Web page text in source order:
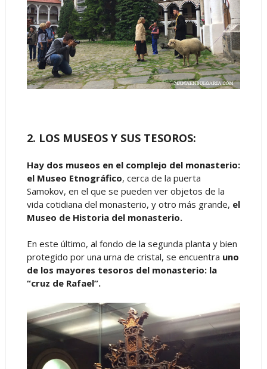
2. LOS MUSEOS Y SUS TESOROS:
Hay dos museos en el complejo del monasterio:
el Museo Etnográfico, cerca de la puerta
Samokov, en el que se pueden ver objetos de la
vida cotidiana del monasterio, y otro más grande, el
Museo de Historia del monasterio.
En este último, al fondo de la segunda planta y bien
protegido por una urna de cristal, se encuentra uno
de los mayores tesoros del monasterio: la
“cruz de Rafael”.